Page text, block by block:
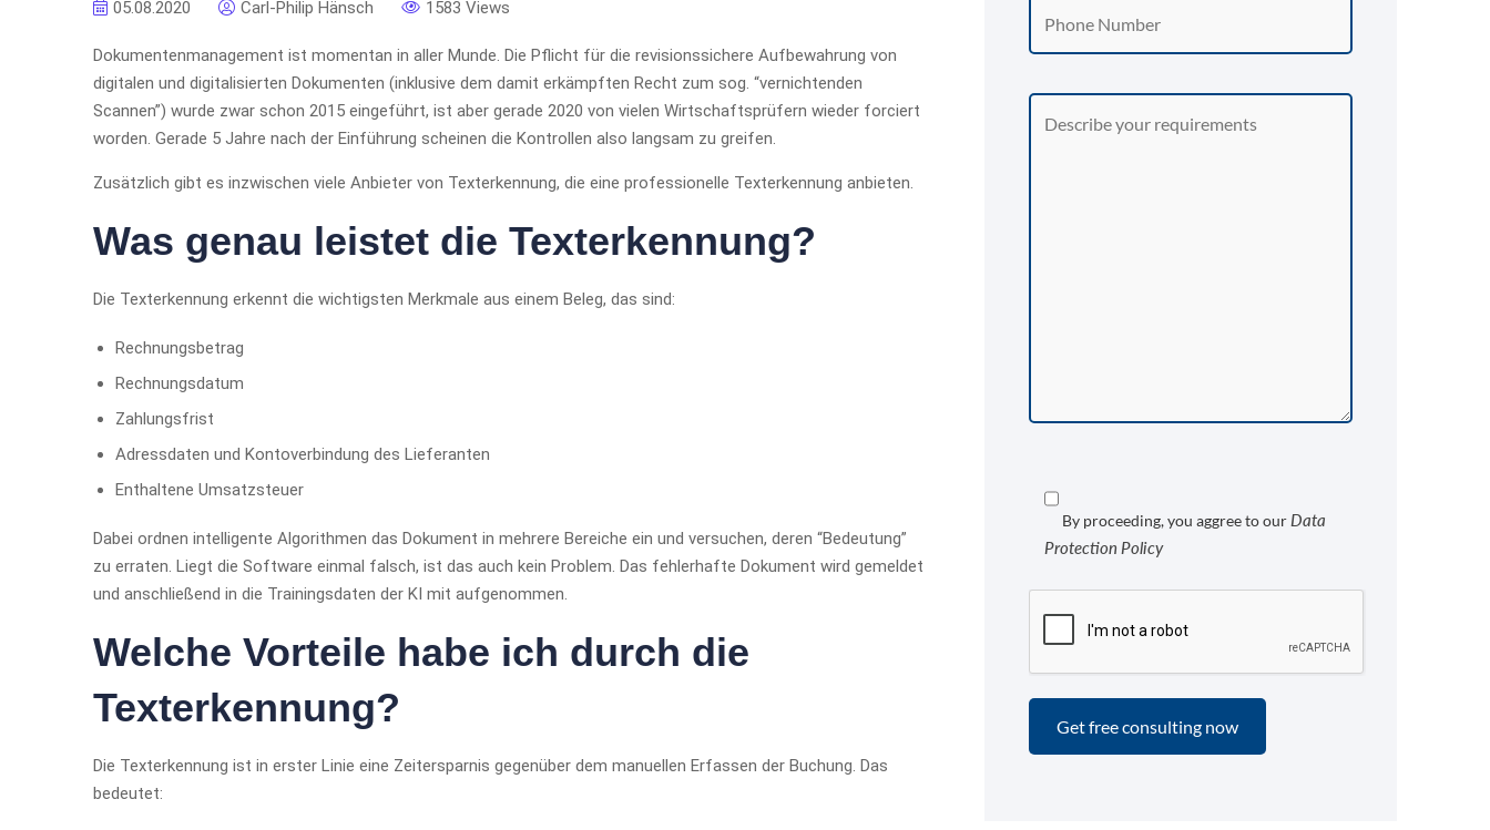
05.08.2020 Carl-Philip Hänsch 1583 Views
Dokumentenmanagement ist momentan in aller Munde. Die Pflicht für die revisionssichere Aufbewahrung von
digitalen und digitalisierten Dokumenten (inklusive dem damit erkämpften Recht zum sog. “vernichtenden
Scannen”) wurde zwar schon 2015 eingeführt, ist aber gerade 2020 von vielen Wirtschaftsprüfern wieder forciert
worden. Gerade 5 Jahre nach der Einführung scheinen die Kontrollen also langsam zu greifen.
Zusätzlich gibt es inzwischen viele Anbieter von Texterkennung, die eine professionelle Texterkennung anbieten.
Was genau leistet die Texterkennung?
Die Texterkennung erkennt die wichtigsten Merkmale aus einem Beleg, das sind:
Rechnungsbetrag
Rechnungsdatum
Zahlungsfrist
Adressdaten und Kontoverbindung des Lieferanten
Enthaltene Umsatzsteuer
Dabei ordnen intelligente Algorithmen das Dokument in mehrere Bereiche ein und versuchen, deren “Bedeutung”
zu erraten. Liegt die Software einmal falsch, ist das auch kein Problem. Das fehlerhafte Dokument wird gemeldet
und anschließend in die Trainingsdaten der KI mit aufgenommen.
Welche Vorteile habe ich durch die
Texterkennung?
Die Texterkennung ist in erster Linie eine Zeitersparnis gegenüber dem manuellen Erfassen der Buchung. Das
bedeutet:
By proceeding, you aggree to our Data
Protection Policy